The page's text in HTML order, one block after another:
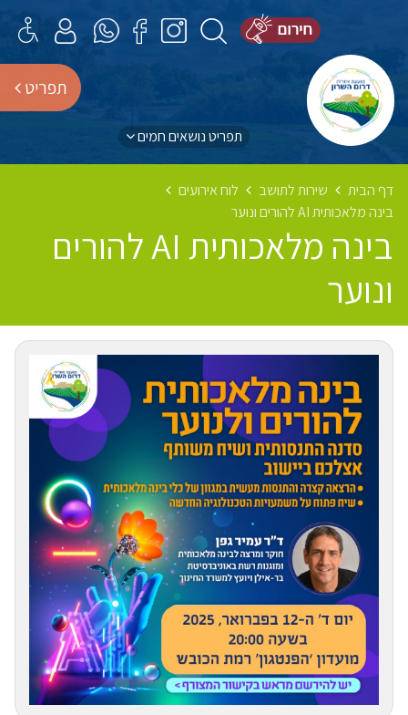
תפריט נושאים חמים
תפריט
דף הבית שירות לתושב
לוח אירועים
בינה מלאכותית AI להורים ונוער
בינה מלאכותית AI להורים
ונוער